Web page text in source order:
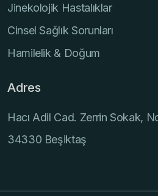
Jinekolojik Hastalıklar
Cinsel Sağlık Sorunları
Hamilelik & Doğum
Adres
Hacı Adil Cad. Zerrin Sokak,
34330 Beşiktaş